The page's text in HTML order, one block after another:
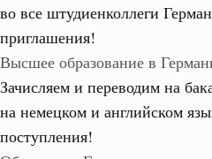
во все штудиенколлеги
приглашения!
Высшее образование в
Зачисляем и переводим на
на немецком и английском
поступления!